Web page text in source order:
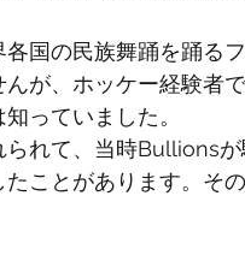
国の民族舞踊を踊る
が、ホッケー経験者
っていました。
れて、当時Bullions
ことがあります。そ